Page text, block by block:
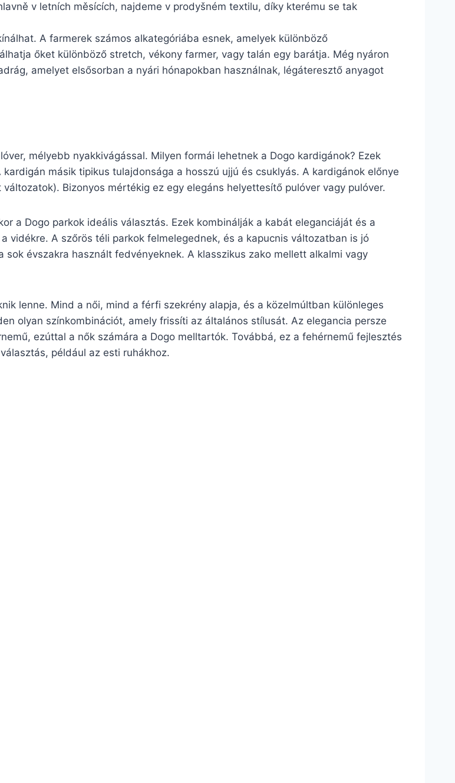
v letních měsících, najdeme v prodyšném textilu, díky kterému se tak
A farmerek számos alkategóriába esnek, amelyek különböző
őket különböző stretch, vékony farmer, vagy talán egy barátja. Még nyáron
amelyet elsősorban a nyári hónapokban használnak, légáteresztő anyagot
mélyebb nyakkivágással. Milyen formái lehetnek a Dogo kardigánok? Ezek
másik tipikus tulajdonsága a hosszú ujjú és csuklyás. A kardigánok előnye
Bizonyos mértékig ez egy elegáns helyettesítő pulóver vagy pulóver.
a Dogo parkok ideális választás. Ezek kombinálják a kabát eleganciáját és a
vidékre. A szőrös téli parkok felmelegednek, és a kapucnis változatban is jó
évszakra használt fedvényeknek. A klasszikus zako mellett alkalmi vagy
lenne. Mind a női, mind a férfi szekrény alapja, és a közelmúltban különleges
olyan színkombinációt, amely frissíti az általános stílusát. Az elegancia persze
ezúttal a nők számára a Dogo melltartók. Továbbá, ez a fehérnemű fejlesztés
például az esti ruhákhoz.